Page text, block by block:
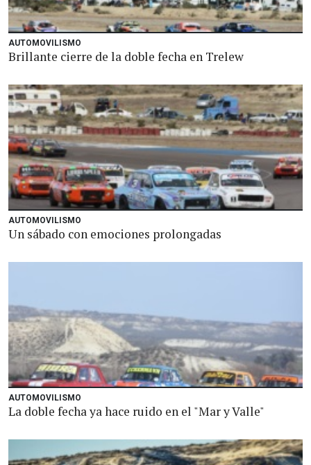
AUTOMOVILISMO
Brillante cierre de la doble fecha en Trelew
AUTOMOVILISMO
Un sábado con emociones prolongadas
AUTOMOVILISMO
La doble fecha ya hace ruido en el "Mar y Valle"